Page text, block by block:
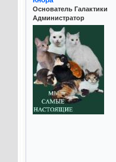
Основатель Галактики
Администратор